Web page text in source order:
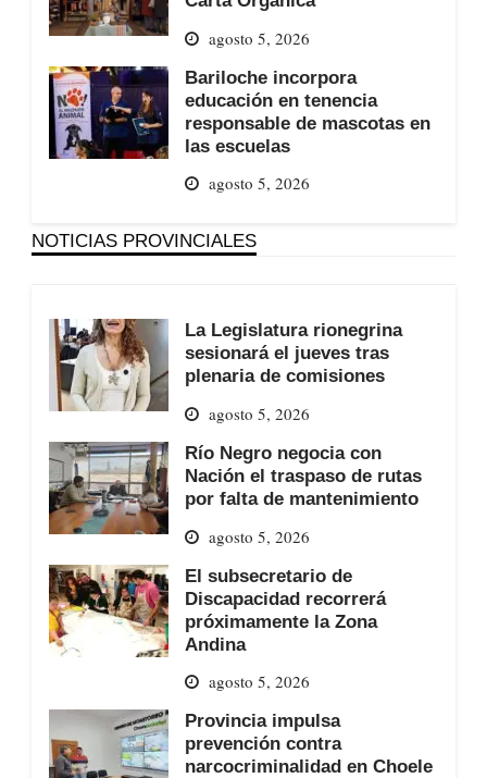
agosto 5, 2026
Bariloche incorpora
educación en tenencia
responsable de mascotas en
las escuelas
agosto 5, 2026
NOTICIAS PROVINCIALES
La Legislatura rionegrina
sesionará el jueves tras
plenaria de comisiones
agosto 5, 2026
Río Negro negocia con
Nación el traspaso de rutas
por falta de mantenimiento
agosto 5, 2026
El subsecretario de
Discapacidad recorrerá
próximamente la Zona
Andina
agosto 5, 2026
Provincia impulsa
prevención contra
narcocriminalidad en Choele